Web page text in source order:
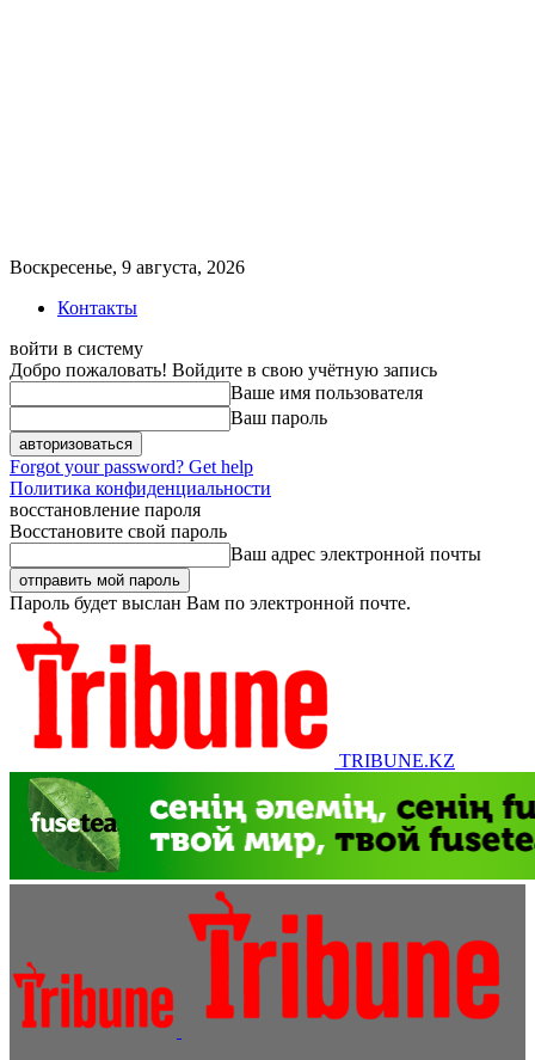
Воскресенье, 9 августа, 2026
Контакты
войти в систему
Добро пожаловать! Войдите в свою учётную запись
Ваше имя пользователя
Ваш пароль
Forgot your password? Get help
Политика конфиденциальности
восстановление пароля
Восстановите свой пароль
Ваш адрес электронной почты
Пароль будет выслан Вам по электронной почте.
TRIBUNE.KZ